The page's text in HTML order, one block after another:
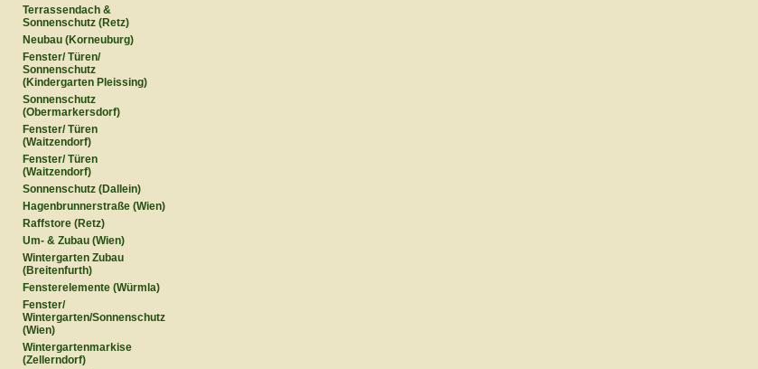
Terrassendach &
Sonnenschutz (Retz)
Neubau (Korneuburg)
Fenster/ Türen/
Sonnenschutz
(Kindergarten Pleissing)
Sonnenschutz
(Obermarkersdorf)
Fenster/ Türen
(Waitzendorf)
Fenster/ Türen
(Waitzendorf)
Sonnenschutz (Dallein)
Hagenbrunnerstraße (Wien)
Raffstore (Retz)
Um- & Zubau (Wien)
Wintergarten Zubau
(Breitenfurth)
Fensterelemente (Würmla)
Fenster/
Wintergarten/Sonnenschutz
(Wien)
Wintergartenmarkise
(Zellerndorf)